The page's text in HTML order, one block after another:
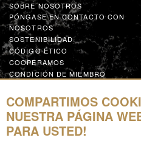
SOBRE NOSOTROS
PÓNGASE EN CONTACTO CON
NOSOTROS
SOSTENIBILIDAD
CÓDIGO ÉTICO
COOPERAMOS
CONDICIÓN DE MIEMBRO
CONDUCT
COLABORA
Recursos
COMPARTIMOS
NUESTRA PÁGINA
PARA USTED!